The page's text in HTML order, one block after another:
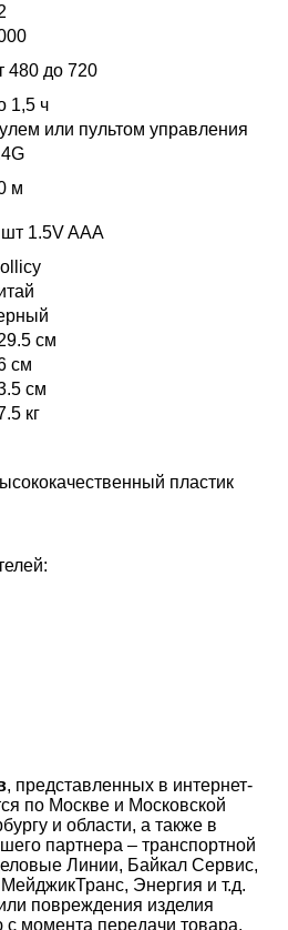
480 до 720
1,5 ч
или пультом управления
м
1.5V AAA
см
см
см
кг
пластик
, представленных в интернет-
по Москве и Московской
и области, а также в
партнера – транспортной
Линии, Байкал Сервис,
Энергия и т.д.
повреждения изделия
с момента передачи товара.